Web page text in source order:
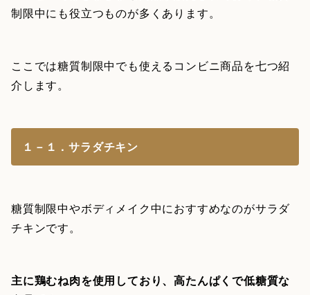
制限中にも役立つものが多くあります。
ここでは糖質制限中でも使えるコンビニ商品を七つ紹
介します。
１－１．サラダチキン
糖質制限中やボディメイク中におすすめなのがサラダ
チキンです。
主に鶏むね肉を使用しており、高たんぱくで低糖質な